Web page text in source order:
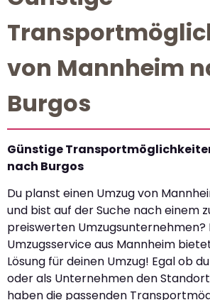
von Mannheim
Burgos
Günstige
nach Burgos
Du planst einen Umzug von
und bist auf der Suche nach einem
preiswerten Umzugsunternehmen?
Umzugsservice aus Mannheim
Lösung für deinen Umzug! Egal ob du
oder als Unternehmen den
haben die passenden